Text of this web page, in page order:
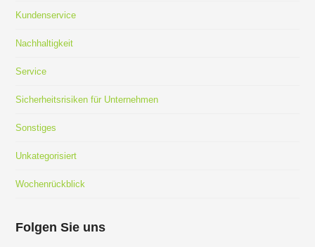
Kundenservice
Nachhaltigkeit
Service
Sicherheitsrisiken für Unternehmen
Sonstiges
Unkategorisiert
Wochenrückblick
Folgen Sie uns